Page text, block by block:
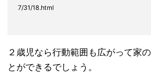
7/31/18.html
２歳児なら行動範囲も広がって家
とができるでしょう。